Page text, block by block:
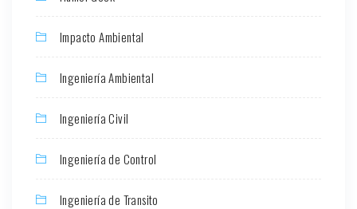
Impacto Ambiental
Ingeniería Ambiental
Ingeniería Civil
Ingeniería de Control
Ingeniería de Transito